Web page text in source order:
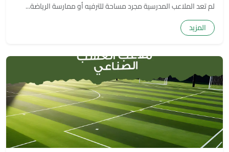
لم تعد الملاعب المدرسية مجرد مساحة للترفيه أو ممارسة الرياضة...
المزيد